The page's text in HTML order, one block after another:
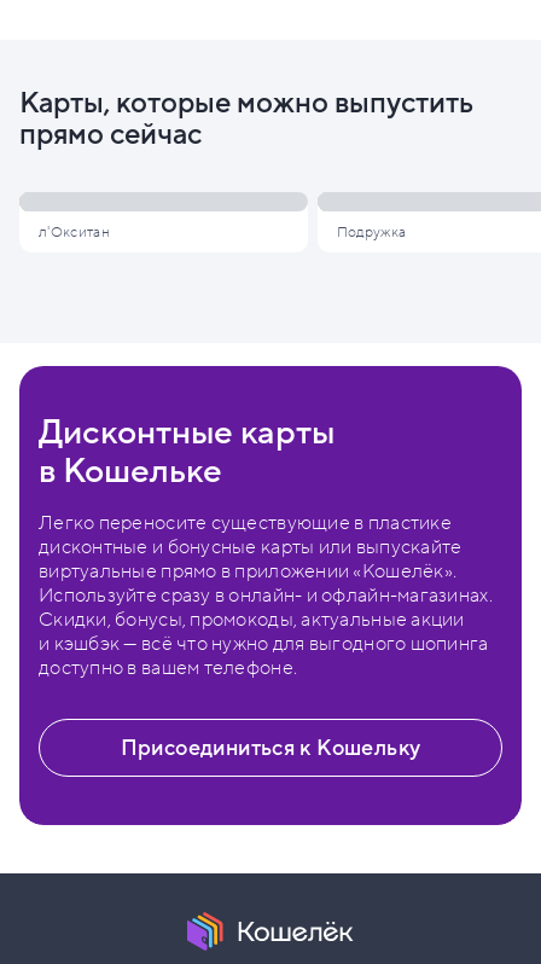
Карты, которые можно выпустить
прямо сейчас
л'Окситан Подружка
Дисконтные карты
в Кошельке
Легко переносите существующие в пластике
дисконтные и бонусные карты или выпускайте
виртуальные прямо в приложении «Кошелёк».
Используйте сразу в онлайн- и офлайн-магазинах.
Скидки, бонусы, промокоды, актуальные акции
и кэшбэк — всё что нужно для выгодного шопинга
доступно в вашем телефоне.
Присоединиться к Кошельку